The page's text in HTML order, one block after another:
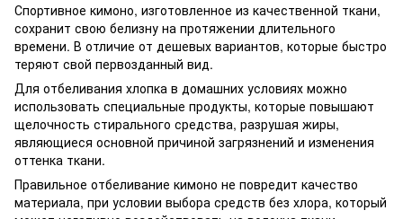
Спортивное кимоно, изготовленное из качественной ткани,
сохранит свою белизну на протяжении длительного
времени. В отличие от дешевых вариантов, которые быстро
теряют свой первозданный вид.
Для отбеливания хлопка в домашних условиях можно
использовать специальные продукты, которые повышают
щелочность стирального средства, разрушая жиры,
являющиеся основной причиной загрязнений и изменения
оттенка ткани.
Правильное отбеливание кимоно не повредит качество
материала, при условии выбора средств без хлора, который